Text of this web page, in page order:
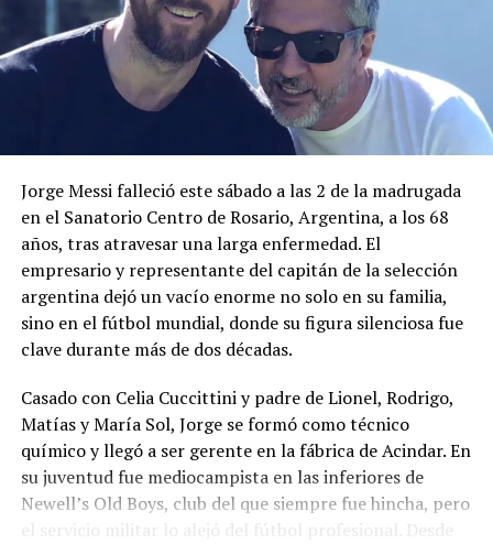
DON'T MISS
Viejo Lin murió como vivió: encerrado, enfermo y
derrotado. Fin del mito que bañó de sangre a El Salvador
Jorge Messi falleció este sábado a las 2 de la madrugada
en el Sanatorio Centro de Rosario, Argentina, a los 68
años, tras atravesar una larga enfermedad. El
empresario y representante del capitán de la selección
argentina dejó un vacío enorme no solo en su familia,
sino en el fútbol mundial, donde su figura silenciosa fue
clave durante más de dos décadas.
Casado con Celia Cuccittini y padre de Lionel, Rodrigo,
Matías y María Sol, Jorge se formó como técnico
químico y llegó a ser gerente en la fábrica de Acindar. En
su juventud fue mediocampista en las inferiores de
Newell’s Old Boys, club del que siempre fue hincha, pero
el servicio militar lo alejó del fútbol profesional. Desde